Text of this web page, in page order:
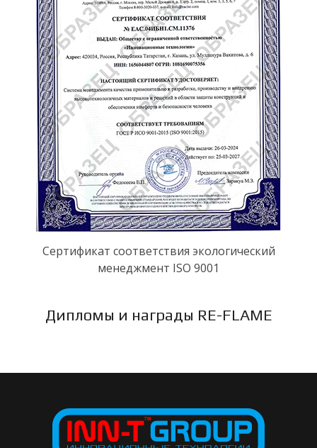
Сертификат соответствия экологический
менеджмент ISO 9001
Дипломы и награды RE-FLAME